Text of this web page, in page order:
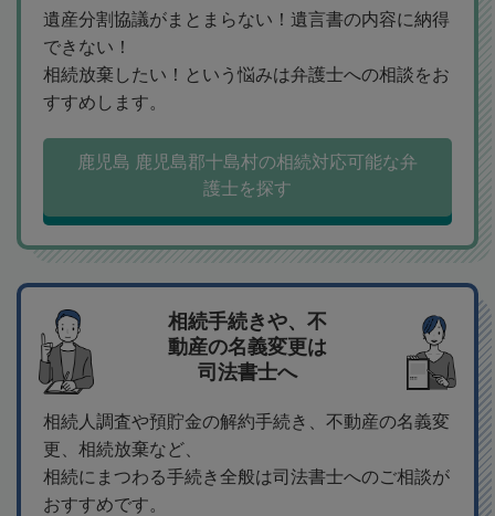
遺産分割協議がまとまらない！遺言書の内容に納得
できない！
相続放棄したい！という悩みは弁護士への相談をお
すすめします。
鹿児島 鹿児島郡十島村の相続対応可能な弁
護士を探す
相続手続きや、不
動産の名義変更は
司法書士へ
相続人調査や預貯金の解約手続き、不動産の名義変
更、相続放棄など、
相続にまつわる手続き全般は司法書士へのご相談が
おすすめです。